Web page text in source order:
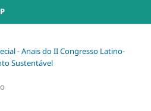
- Anais do II Congresso Latino-
Sustentável